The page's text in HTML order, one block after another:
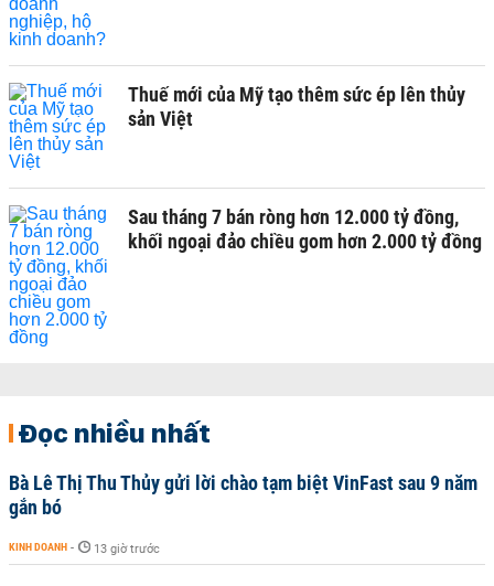
Thuế mới của Mỹ tạo thêm sức ép lên thủy
sản Việt
Sau tháng 7 bán ròng hơn 12.000 tỷ đồng,
khối ngoại đảo chiều gom hơn 2.000 tỷ đồng
Đọc nhiều nhất
Bà Lê Thị Thu Thủy gửi lời chào tạm biệt VinFast sau 9 năm
gắn bó
KINH DOANH - 13 giờ trước